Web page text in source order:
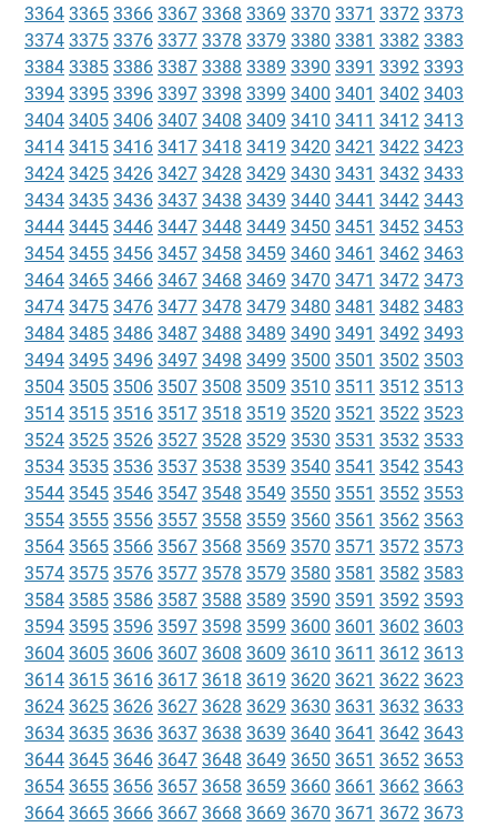
3364 3365 3366 3367 3368 3369 3370 3371 3372 3373
3374 3375 3376 3377 3378 3379 3380 3381 3382 3383
3384 3385 3386 3387 3388 3389 3390 3391 3392 3393
3394 3395 3396 3397 3398 3399 3400 3401 3402 3403
3404 3405 3406 3407 3408 3409 3410 3411 3412 3413
3414 3415 3416 3417 3418 3419 3420 3421 3422 3423
3424 3425 3426 3427 3428 3429 3430 3431 3432 3433
3434 3435 3436 3437 3438 3439 3440 3441 3442 3443
3444 3445 3446 3447 3448 3449 3450 3451 3452 3453
3454 3455 3456 3457 3458 3459 3460 3461 3462 3463
3464 3465 3466 3467 3468 3469 3470 3471 3472 3473
3474 3475 3476 3477 3478 3479 3480 3481 3482 3483
3484 3485 3486 3487 3488 3489 3490 3491 3492 3493
3494 3495 3496 3497 3498 3499 3500 3501 3502 3503
3504 3505 3506 3507 3508 3509 3510 3511 3512 3513
3514 3515 3516 3517 3518 3519 3520 3521 3522 3523
3524 3525 3526 3527 3528 3529 3530 3531 3532 3533
3534 3535 3536 3537 3538 3539 3540 3541 3542 3543
3544 3545 3546 3547 3548 3549 3550 3551 3552 3553
3554 3555 3556 3557 3558 3559 3560 3561 3562 3563
3564 3565 3566 3567 3568 3569 3570 3571 3572 3573
3574 3575 3576 3577 3578 3579 3580 3581 3582 3583
3584 3585 3586 3587 3588 3589 3590 3591 3592 3593
3594 3595 3596 3597 3598 3599 3600 3601 3602 3603
3604 3605 3606 3607 3608 3609 3610 3611 3612 3613
3614 3615 3616 3617 3618 3619 3620 3621 3622 3623
3624 3625 3626 3627 3628 3629 3630 3631 3632 3633
3634 3635 3636 3637 3638 3639 3640 3641 3642 3643
3644 3645 3646 3647 3648 3649 3650 3651 3652 3653
3654 3655 3656 3657 3658 3659 3660 3661 3662 3663
3664 3665 3666 3667 3668 3669 3670 3671 3672 3673